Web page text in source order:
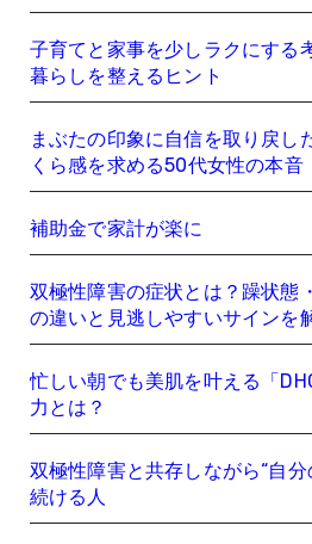
子育てと家事を少しラクにする
暮らしを整えるヒント
まぶたの印象に自信を取り戻し
くら感を求める50代女性の本音
補助金で家計が楽に
双極性障害の症状とは？躁状態
の違いと見逃しやすいサインを
忙しい朝でも美肌を叶える「
力とは？
双極性障害と共存しながら“自
続ける人